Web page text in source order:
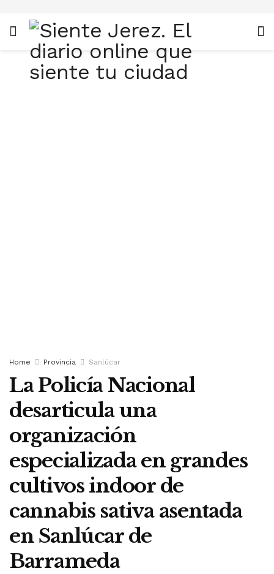
Home Provincia Sanlúcar
La Policía Nacional
desarticula una
organización
especializada en grandes
cultivos indoor de
cannabis sativa asentada
en Sanlúcar de
Barrameda